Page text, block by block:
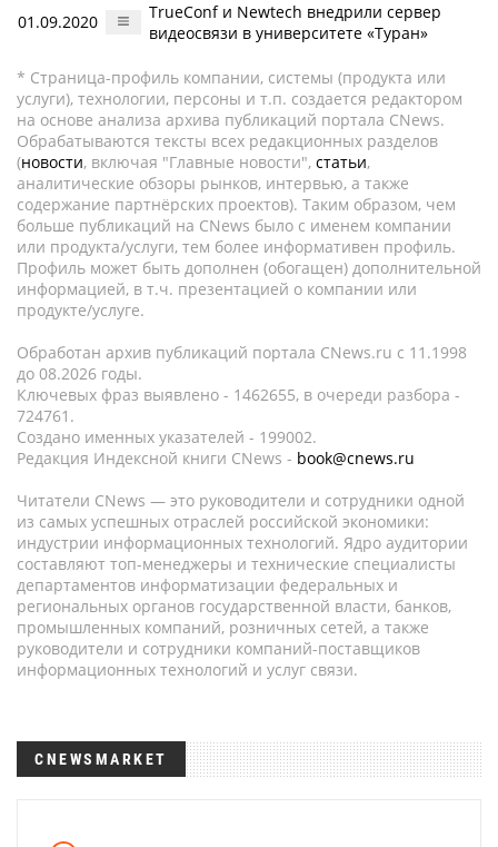
01.09.2020
TrueConf и Newtech внедрили сервер
видеосвязи в университете «Туран»
* Страница-профиль компании, системы (продукта или
услуги), технологии, персоны и т.п. создается редактором
на основе анализа архива публикаций портала CNews.
Обрабатываются тексты всех редакционных разделов
(новости, включая "Главные новости", статьи,
аналитические обзоры рынков, интервью, а также
содержание партнёрских проектов). Таким образом, чем
больше публикаций на CNews было с именем компании
или продукта/услуги, тем более информативен профиль.
Профиль может быть дополнен (обогащен) дополнительной
информацией, в т.ч. презентацией о компании или
продукте/услуге.
Обработан архив публикаций портала CNews.ru c 11.1998
до 08.2026 годы.
Ключевых фраз выявлено - 1462655, в очереди разбора -
724761.
Создано именных указателей - 199002.
Редакция Индексной книги CNews - book@cnews.ru
Читатели CNews — это руководители и сотрудники одной
из самых успешных отраслей российской экономики:
индустрии информационных технологий. Ядро аудитории
составляют топ-менеджеры и технические специалисты
департаментов информатизации федеральных и
региональных органов государственной власти, банков,
промышленных компаний, розничных сетей, а также
руководители и сотрудники компаний-поставщиков
информационных технологий и услуг связи.
CNEWSMARKET